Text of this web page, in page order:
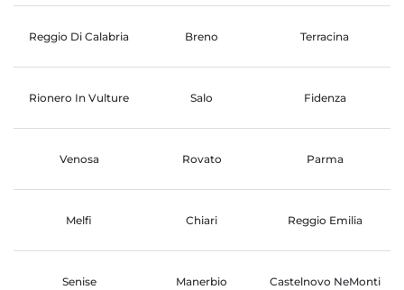
Reggio Di Calabria Breno Terracina
Rionero In Vulture Salo Fidenza
Venosa Rovato Parma
Melfi Chiari Reggio Emilia
Senise Manerbio Castelnovo NeMonti